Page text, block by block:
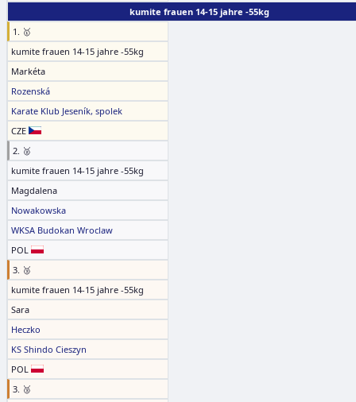
kumite frauen 14-15 jahre -55kg
1. 🥇
kumite frauen 14-15 jahre -55kg
Markéta
Rozenská
Karate Klub Jeseník, spolek
CZE
2. 🥈
kumite frauen 14-15 jahre -55kg
Magdalena
Nowakowska
WKSA Budokan Wroclaw
POL
3. 🥉
kumite frauen 14-15 jahre -55kg
Sara
Heczko
KS Shindo Cieszyn
POL
3. 🥉